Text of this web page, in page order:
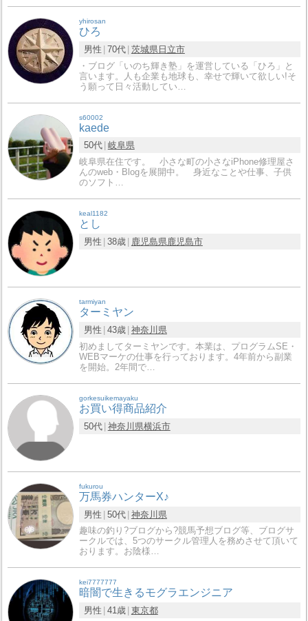
yhirosan
ひろ
男性 70代 茨城県 日立市
・ブログ「いのち輝き塾」を運営している「ひろ」と
言います。人も企業も地球も、幸せで輝いて欲しい!そ
う願って日々活動してい…
s60002
kaede
50代 岐阜県
岐阜県在住です。 小さな町の小さなiPhone修理屋さ
んのweb・Blogを展開中。 身近なことや仕事、子供
のソフト…
keal1182
とし
男性 38歳 鹿児島県鹿児島市
tarmiyan
ターミヤン
男性 43歳 神奈川県
初めましてターミヤンです。本業は、プログラムSE・
WEBマーケの仕事を行っております。4年前から副業
を開始。2年間で…
gorkesuikemayaku
お買い得商品紹介
50代 神奈川県横浜市
fukurou
万馬券ハンターX♪
男性 50代 神奈川県
趣味の釣り?ブログから?競馬予想ブログ等、ブログサ
ークルでは、5つのサークル管理人を務めさせて頂いて
おります。お陰様…
kei7777777
暗闇で生きるモグラエンジニア
男性 41歳 東京都